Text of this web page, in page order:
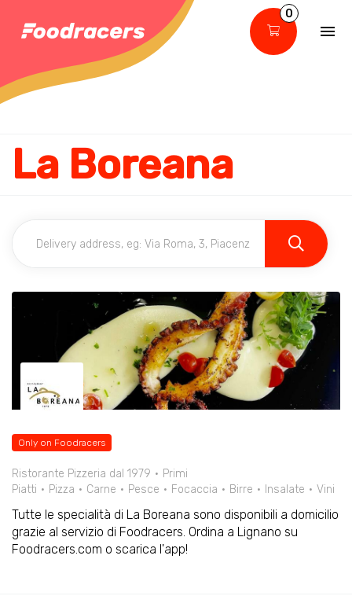
0
La Boreana
Only on Foodracers
Ristorante Pizzeria dal 1979
Primi
Piatti
Pizza Carne Pesce Focaccia Birre Insalate Vini
Tutte le specialità di La Boreana sono disponibili a domicilio
grazie al servizio di Foodracers. Ordina a Lignano su
Foodracers.com o scarica l'app!